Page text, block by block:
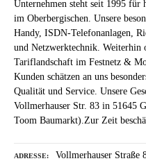
Unternehmen steht seit 1995 für
im Oberbergischen. Unsere
Handy, ISDN-Telefonanlagen,
und Netzwerktechnik.
Tariflandschaft im Festnetz &
Kunden schätzen an uns
Qualität und Service. Unsere
Vollmerhauser Str. 83 in 51645
Toom Baumarkt).Zur Zeit
ADRESSE Vollmerhauser Straße